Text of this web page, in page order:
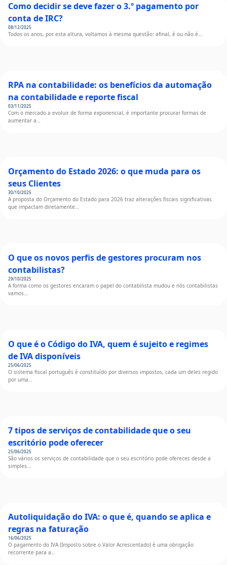
Como decidir se deve fazer o 3.º pagamento por
conta de IRC?
08/12/2025
Todos os anos, por esta altura, voltamos à mesma questão: afinal, é ou não é…
RPA na contabilidade: os benefícios da automação
na contabilidade e reporte fiscal
03/11/2025
Com o mercado a evoluir de forma exponencial, é importante procurar formas de
aumentar a…
Orçamento do Estado 2026: o que muda para os
seus Clientes
30/10/2025
A proposta do Orçamento do Estado para 2026 traz alterações fiscais significativas
que impactam diretamente…
O que os novos perfis de gestores procuram nos
contabilistas?
29/10/2025
A forma como os gestores encaram o papel do contabilista mudou e nós contabilistas
vamos…
O que é o Código do IVA, quem é sujeito e regimes
de IVA disponíveis
25/06/2025
O sistema fiscal português é constituído por diversos impostos, cada um deles regido
por uma…
7 tipos de serviços de contabilidade que o seu
escritório pode oferecer
25/06/2025
São vários os serviços de contabilidade que o seu escritório pode oferecer, desde a
simples…
Autoliquidação do IVA: o que é, quando se aplica e
regras na faturação
16/06/2025
O pagamento do IVA (Imposto sobre o Valor Acrescentado) é uma obrigação
recorrente para a…